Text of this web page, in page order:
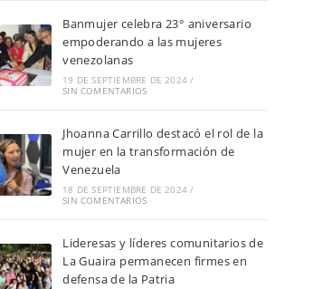
Banmujer celebra 23° aniversario
empoderando a las mujeres
venezolanas
19 DE SEPTIEMBRE DE 2024 /
SIN COMENTARIOS
Jhoanna Carrillo destacó el rol de la
mujer en la transformación de
Venezuela
18 DE SEPTIEMBRE DE 2024 /
SIN COMENTARIOS
Lideresas y líderes comunitarios de
La Guaira permanecen firmes en
defensa de la Patria